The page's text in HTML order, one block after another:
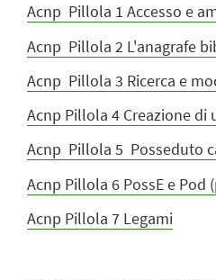
Acnp Pillola 1 Accesso e
Acnp Pillola 2 L'anagrafe
Acnp Pillola 3 Ricerca e
Acnp Pillola 4 Creazione di
Acnp Pillola 5 Posseduto
Acnp Pillola 6 PossE e Pod
Acnp Pillola 7 Legami